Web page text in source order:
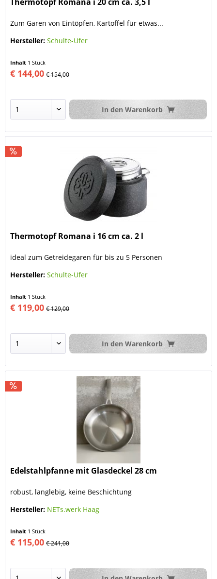
Zum Garen von Eintöpfen, Kartoffel für etwas...
Hersteller: Schulte-Ufer
Inhalt 1 Stück
€ 144,00 € 154,00
In den Warenkorb
Thermotopf Romana i 16 cm ca. 2 l
ideal zum Getreidegaren für bis zu 5 Personen
Hersteller: Schulte-Ufer
Inhalt 1 Stück
€ 119,00 € 129,00
In den Warenkorb
Edelstahlpfanne mit Glasdeckel 28 cm
robust, langlebig, keine Beschichtung
Hersteller: NETs.werk Haag
Inhalt 1 Stück
€ 115,00 € 241,00